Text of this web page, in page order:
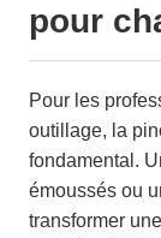
pour
Pour les
outillage, la
fondamental.
émoussés ou
transformer